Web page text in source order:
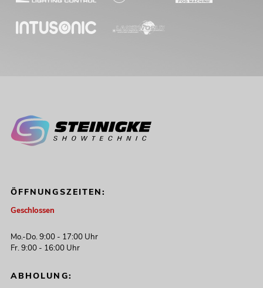
ÖFFNUNGSZEITEN:
Geschlossen
Mo.-Do. 9:00 - 17:00 Uhr
Fr. 9:00 - 16:00 Uhr
ABHOLUNG: